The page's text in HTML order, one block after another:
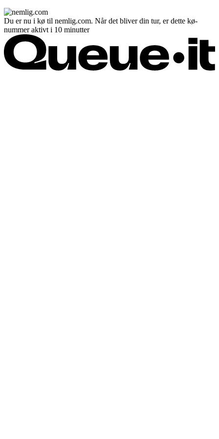
Du er nu i kø til nemlig.com. Når det bliver din tur, er dette kø-
nummer aktivt i 10 minutter